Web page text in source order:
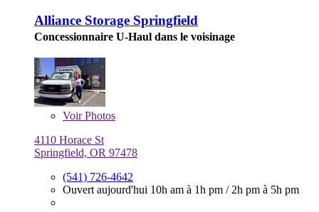
Alliance Storage Springfield
Concessionnaire U-Haul dans le voisinage
VoirPhotos
4110 Horace St
Springfield, OR 97478
(541) 726-4642
Ouvert aujourd'hui 10h am à 1h pm / 2h pm à 5h pm